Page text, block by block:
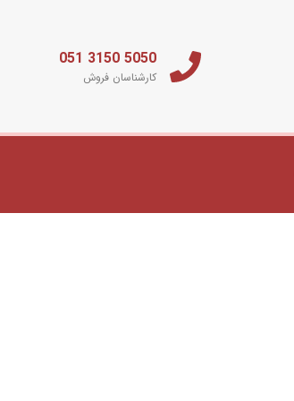
5050 3150 051
کارشناسان فروش